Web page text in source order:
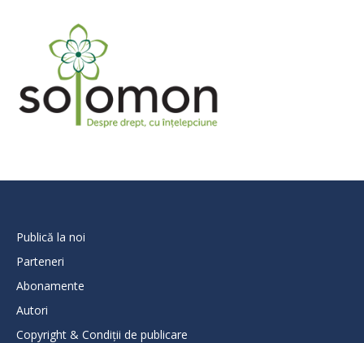
Publică la noi
Parteneri
Abonamente
Autori
Copyright & Condiții de publicare